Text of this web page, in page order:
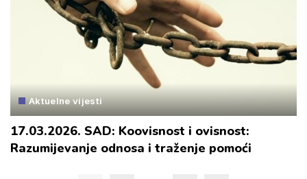
Aktuelne vijesti
17.03.2026. SAD: Koovisnost i ovisnost:
Razumijevanje odnosa i traženje pomoći